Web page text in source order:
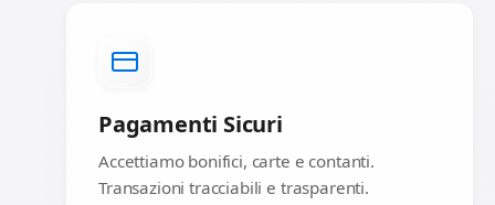
Pagamenti Sicuri
Accettiamo bonifici, carte e contanti.
Transazioni tracciabili e trasparenti.